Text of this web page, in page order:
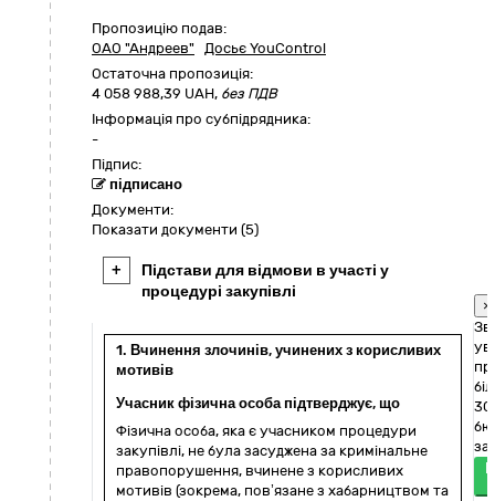
Пропозицію подав:
ОАО "Андреев" Досьє YouControl
Остаточна пропозиція:
4 058 988,39 UAH, без ПДВ
Інформація про субпідрядника:
-
Підпис:
підписано
Документи:
Показати документи (5)
+
Підстави для відмови в участі у
процедурі закупівлі
1. Вчинення злочинів, учинених з корисливих
мотивів
Учасник фізична особа підтверджує, що
Фізична особа, яка є учасником процедури
закупівлі, не була засуджена за кримінальне
правопорушення, вчинене з корисливих
мотивів (зокрема, пов’язане з хабарництвом та
×